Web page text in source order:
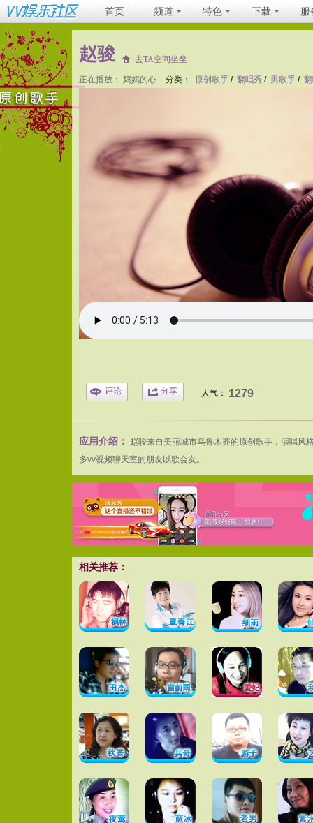
首页 频道 特色 下载 服
赵骏 去TA空间坐坐
正在播放： 妈妈的心 分类： 原创歌手 / 翻唱秀 / 男歌手 /
评论 分享 人气： 1279
应用介绍： 赵骏来自美丽城市乌鲁木齐的原创歌手，演唱风
多vv视频聊天室的朋友以歌会友。
相关推荐：